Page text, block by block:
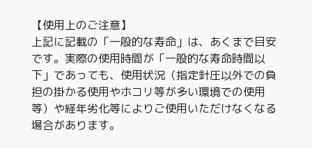
【使用上のご注意】
上記に記載の「一般的な寿命」は、あくまで目安
です。実際の使用時間が「一般的な寿命時間以
下」であっても、使用状況（指定針圧以外での負
担の掛かる使用やホコリ等が多い環境での使用
等）や経年劣化等によりご使用いただけなくなる
場合があります。